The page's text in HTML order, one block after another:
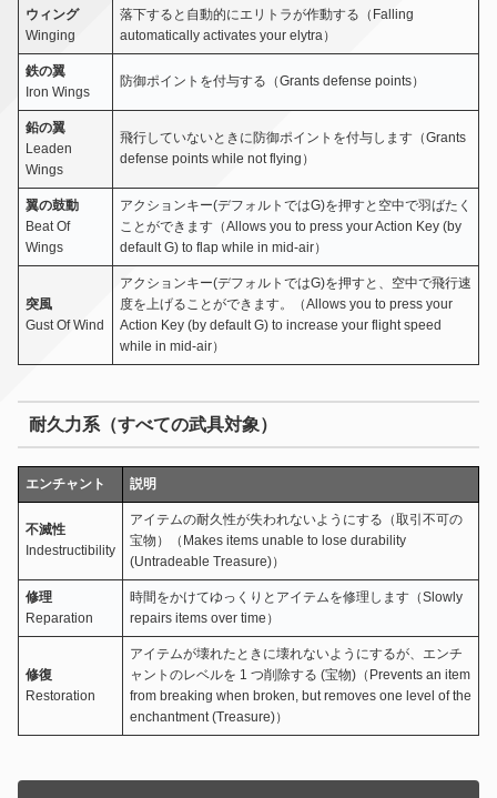
ウィング
Winging
落下すると自動的にエリトラが作動する（Falling
automatically activates your elytra）
鉄の翼
Iron Wings
防御ポイントを付与する（Grants defense points）
鉛の翼
Leaden
Wings
飛行していないときに防御ポイントを付与します（Grants
defense points while not flying）
翼の鼓動
Beat Of
Wings
アクションキー(デフォルトではG)を押すと空中で羽ばたく
ことができます（Allows you to press your Action Key (by
default G) to flap while in mid-air）
突風
Gust Of Wind
アクションキー(デフォルトではG)を押すと、空中で飛行速
度を上げることができます。（Allows you to press your
Action Key (by default G) to increase your flight speed
while in mid-air）
耐久力系（すべての武具対象）
エンチャント 説明
不滅性
Indestructibility
アイテムの耐久性が失われないようにする（取引不可の
宝物）（Makes items unable to lose durability
(Untradeable Treasure)）
修理
Reparation
時間をかけてゆっくりとアイテムを修理します（Slowly
repairs items over time）
修復
Restoration
アイテムが壊れたときに壊れないようにするが、エンチ
ャントのレベルを 1 つ削除する (宝物)（Prevents an item
from breaking when broken, but removes one level of the
enchantment (Treasure)）